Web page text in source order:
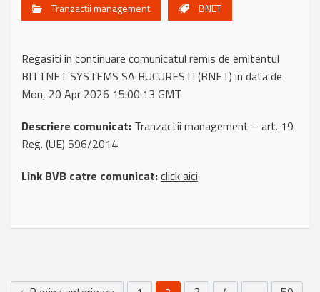
Tranzactii management BNET
Regasiti in continuare comunicatul remis de emitentul
BITTNET SYSTEMS SA BUCURESTI (BNET) in data de
Mon, 20 Apr 2026 15:00:13 GMT
Descriere comunicat: Tranzactii management – art. 19
Reg. (UE) 596/2014
Link BVB catre comunicat:click aici